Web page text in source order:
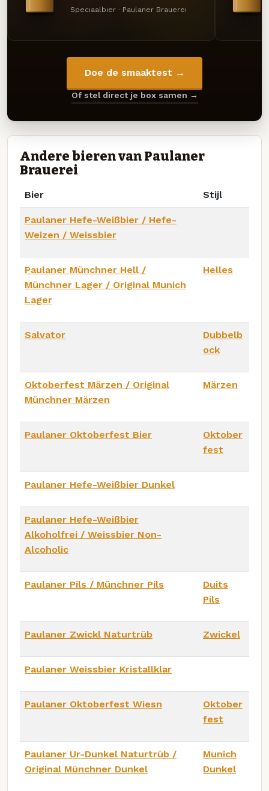
Speciaalbier · Paulaner Brauerei
Doe de smaaktest →
Of stel direct je box samen →
Andere bieren van Paulaner
Brauerei
Bier Stijl
Paulaner Hefe-Weißbier / Hefe-
Weizen / Weissbier
Paulaner Münchner Hell /
Münchner Lager / Original Munich
Lager
Helles
Salvator
Dubbelb
ock
Oktoberfest Märzen / Original
Münchner Märzen
Märzen
Paulaner Oktoberfest Bier
Oktober
fest
Paulaner Hefe-Weißbier Dunkel
Paulaner Hefe-Weißbier
Alkoholfrei / Weissbier Non-
Alcoholic
Paulaner Pils / Münchner Pils
Duits
Pils
Paulaner Zwickl Naturtrüb Zwickel
Paulaner Weissbier Kristallklar
Paulaner Oktoberfest Wiesn
Oktober
fest
Paulaner Ur-Dunkel Naturtrüb /
Original Münchner Dunkel
Munich
Dunkel